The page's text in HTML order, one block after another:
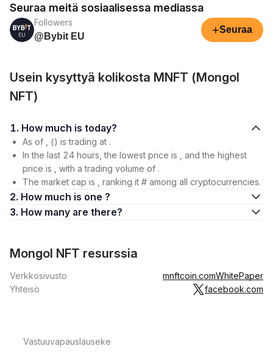
Seuraa meitä sosiaalisessa mediassa
Followers
@Bybit EU
+Seuraa
Usein kysyttyä kolikosta MNFT (Mongol
NFT)
1. How much is today?
As of , () is trading at .
In the last 24 hours, the lowest price is , and the highest
price is , with a trading volume of .
The market cap is , ranking it # among all cryptocurrencies.
2. How much is one ?
3. How many are there?
Mongol NFT resurssia
Verkkosivusto mnftcoin.comWhitePaper
Yhteisö
facebook.com
Vastuuvapauslauseke